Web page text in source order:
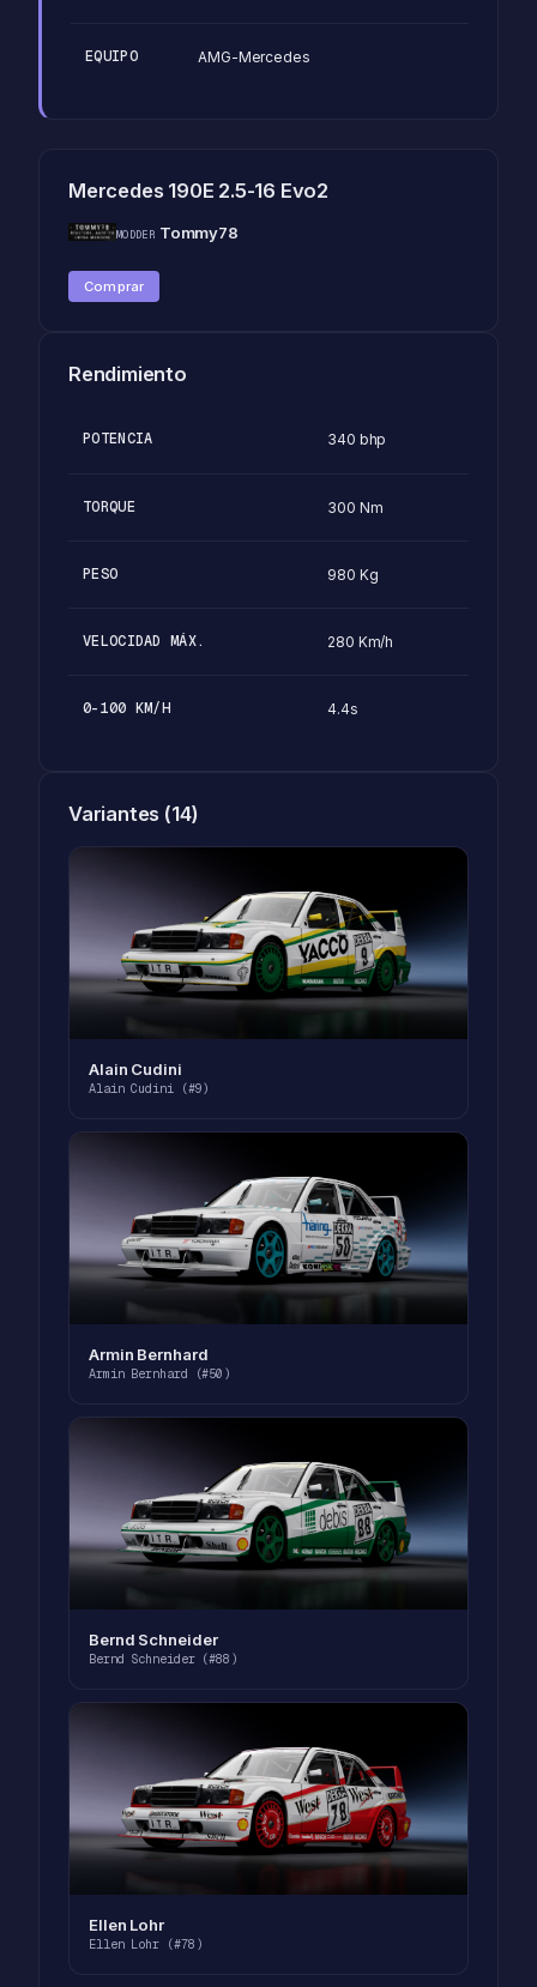
EQUIPO AMG-Mercedes
Mercedes 190E 2.5-16 Evo2
MODDER Tommy78
Comprar
Rendimiento
POTENCIA 340 bhp
TORQUE 300 Nm
PESO 980 Kg
VELOCIDAD MÁX. 280 Km/h
0-100 KM/H 4.4s
Variantes (14)
Alain Cudini
Alain Cudini (#9)
Armin Bernhard
Armin Bernhard (#50)
Bernd Schneider
Bernd Schneider (#88)
Ellen Lohr
Ellen Lohr (#78)